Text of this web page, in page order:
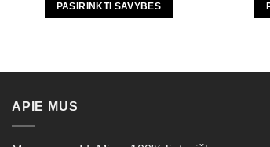
PASIRINKTI SAVYBES
APIE MUS